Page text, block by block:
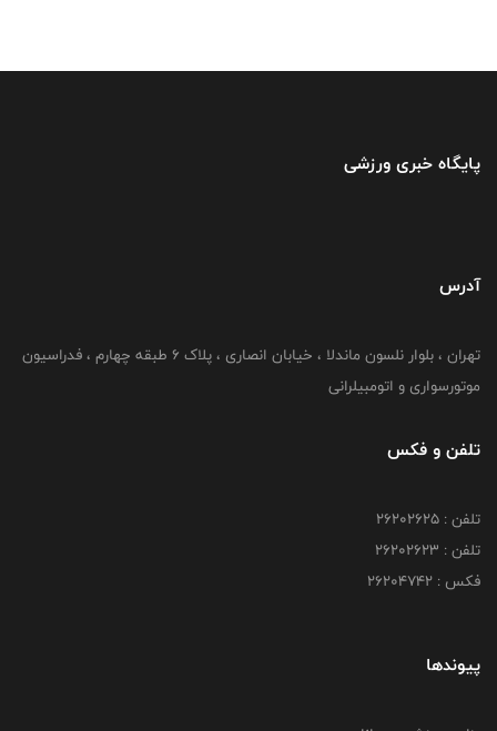
پایگاه خبری ورزشی
آدرس
تهران ، بلوار نلسون ماندلا ، خیابان انصاری ، پلاک ۶ طبقه چهارم ، فدراسیون
موتورسواری و اتومبیلرانی
تلفن و فکس
تلفن : ۲۶۲۰۲۶۲۵
تلفن : ۲۶۲۰۲۶۲۳
فکس : ۲۶۲۰۴۷۴۲
پیوندها